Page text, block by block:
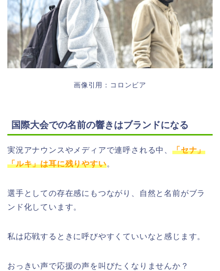
画像引用：コロンビア
国際大会での名前の響きはブランドになる
実況アナウンスやメディアで連呼される中、 「セナ」
「ルキ」は耳に残りやすい。
選手としての存在感にもつながり、自然と名前がブラ
ンド化しています。
私は応戦するときに呼びやすくていいなと感じます。
おっきい声で応援の声を叫びたくなりませんか？